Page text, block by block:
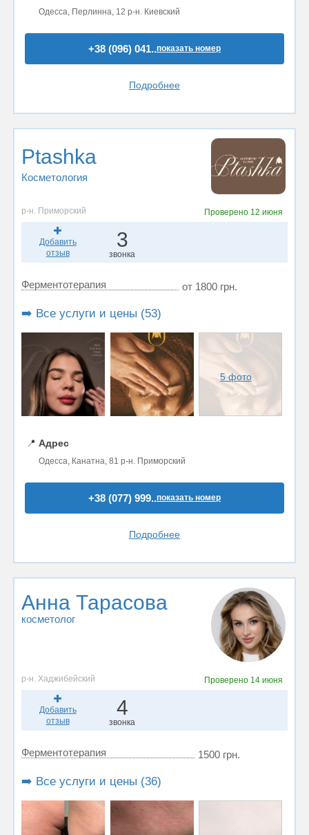
Одесса, Перлинна, 12 р-н. Киевский
+38 (096) 041..показать номер
Подробнее
Ptashka
Косметология
р-н. Приморский Проверено 12 июня
Добавить
отзыв
3
звонка
Ферментотерапия от 1800 грн.
➡️ Все услуги и цены (53)
5 фото
📍 Адрес
Одесса, Канатна, 81 р-н. Приморский
+38 (077) 999..показать номер
Подробнее
Анна Тарасова
косметолог
р-н. Хаджибейский Проверено 14 июня
Добавить
отзыв
4
звонка
Ферментотерапия 1500 грн.
➡️ Все услуги и цены (36)